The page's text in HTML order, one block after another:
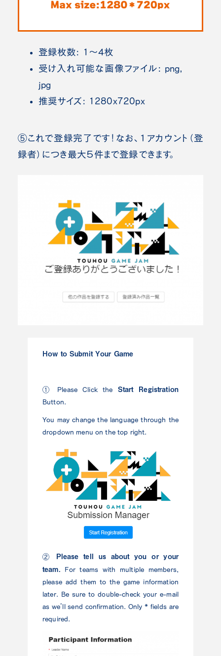
登録枚数: 1〜4枚
受け入れ可能な画像ファイル: png,
jpg
推奨サイズ: 1280x720px
⑤これで登録完了です！なお、１アカウント（登
録者）につき最大５件まで登録できます。
How to Submit Your Game
① Please Click the Start Registration
Button.
You may change the language through the
dropdown menu on the top right.
②
Please tell us about you or your
team. For teams with multiple members,
please add them to the game information
later. Be sure to double-check your e-mail
as we’ll send confirmation. Only * fields are
required.